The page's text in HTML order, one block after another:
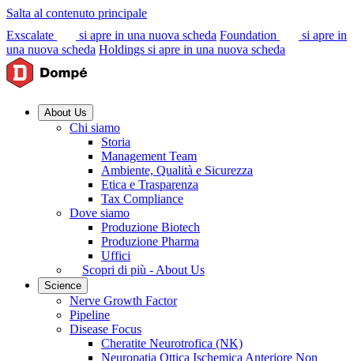
Salta al contenuto principale
Exscalate
si apre in una nuova scheda Foundation
si apre in
una nuova scheda Holdings si apre in una nuova scheda
About Us
Chi siamo
Storia
Management Team
Ambiente, Qualità e Sicurezza
Etica e Trasparenza
Tax Compliance
Dove siamo
Produzione Biotech
Produzione Pharma
Uffici
Scopri di più - About Us
Science
Nerve Growth Factor
Pipeline
Disease Focus
Cheratite Neurotrofica (NK)
Neuropatia Ottica Ischemica Anteriore Non